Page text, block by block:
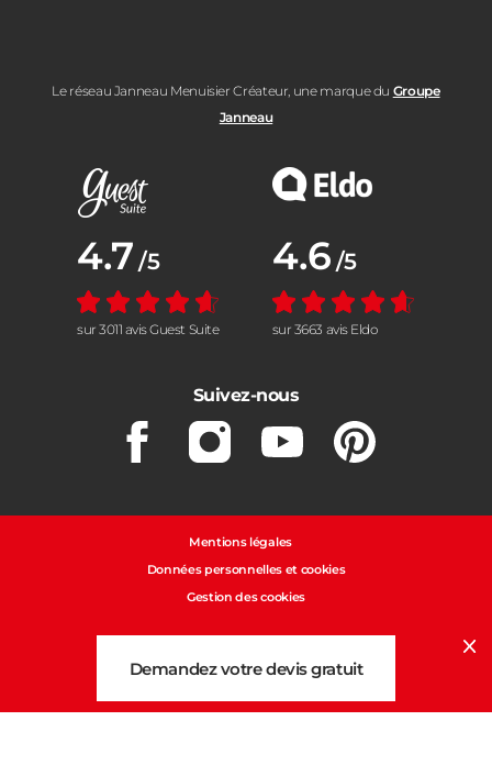
Le réseau Janneau Menuisier Créateur, une marque du Groupe
Janneau
Note moyenne :
4.7 /5
sur 3011 avis Guest Suite
Note moyenne :
4.6 /5
sur 3663 avis Eldo
Suivez-nous
FacebookInstagramYoutubePinterest
Mentions légales
Données personnelles et cookies
Gestion des cookies
Demandez votre devis gratuit